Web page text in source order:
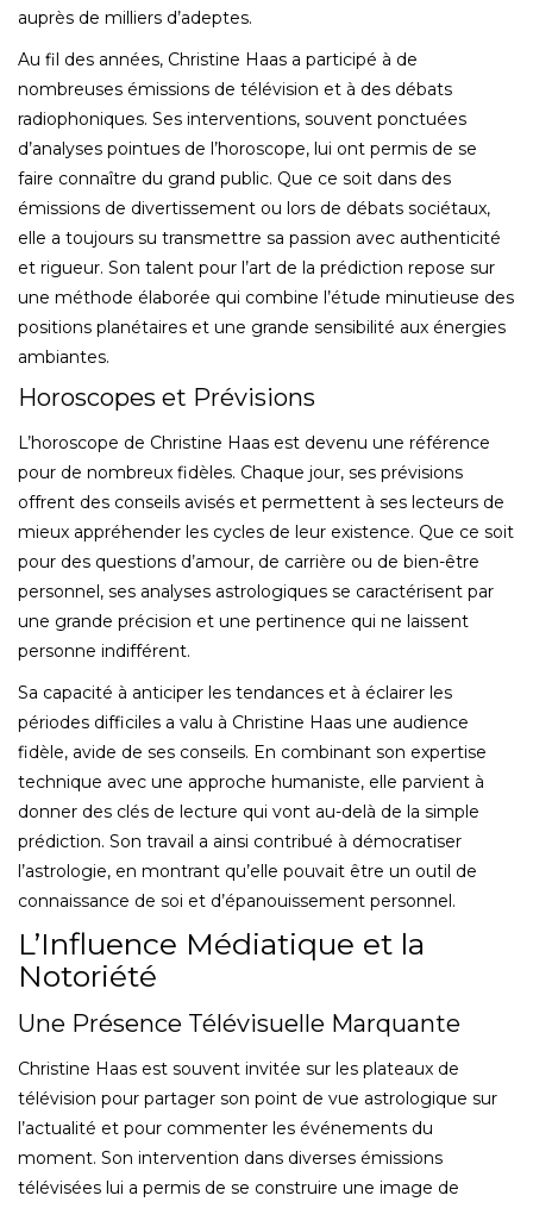
auprès de milliers d’adeptes.
Au fil des années, Christine Haas a participé à de
nombreuses émissions de télévision et à des débats
radiophoniques. Ses interventions, souvent ponctuées
d’analyses pointues de l’horoscope, lui ont permis de se
faire connaître du grand public. Que ce soit dans des
émissions de divertissement ou lors de débats sociétaux,
elle a toujours su transmettre sa passion avec authenticité
et rigueur. Son talent pour l’art de la prédiction repose sur
une méthode élaborée qui combine l’étude minutieuse des
positions planétaires et une grande sensibilité aux énergies
ambiantes.
Horoscopes et Prévisions
L’horoscope de Christine Haas est devenu une référence
pour de nombreux fidèles. Chaque jour, ses prévisions
offrent des conseils avisés et permettent à ses lecteurs de
mieux appréhender les cycles de leur existence. Que ce soit
pour des questions d’amour, de carrière ou de bien-être
personnel, ses analyses astrologiques se caractérisent par
une grande précision et une pertinence qui ne laissent
personne indifférent.
Sa capacité à anticiper les tendances et à éclairer les
périodes difficiles a valu à Christine Haas une audience
fidèle, avide de ses conseils. En combinant son expertise
technique avec une approche humaniste, elle parvient à
donner des clés de lecture qui vont au-delà de la simple
prédiction. Son travail a ainsi contribué à démocratiser
l’astrologie, en montrant qu’elle pouvait être un outil de
connaissance de soi et d’épanouissement personnel.
L’Influence Médiatique et la
Notoriété
Une Présence Télévisuelle Marquante
Christine Haas est souvent invitée sur les plateaux de
télévision pour partager son point de vue astrologique sur
l’actualité et pour commenter les événements du
moment. Son intervention dans diverses émissions
télévisées lui a permis de se construire une image de